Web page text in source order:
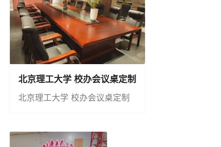
北京理工大学 校办会议桌定制
北京理工大学 校办会议桌定制